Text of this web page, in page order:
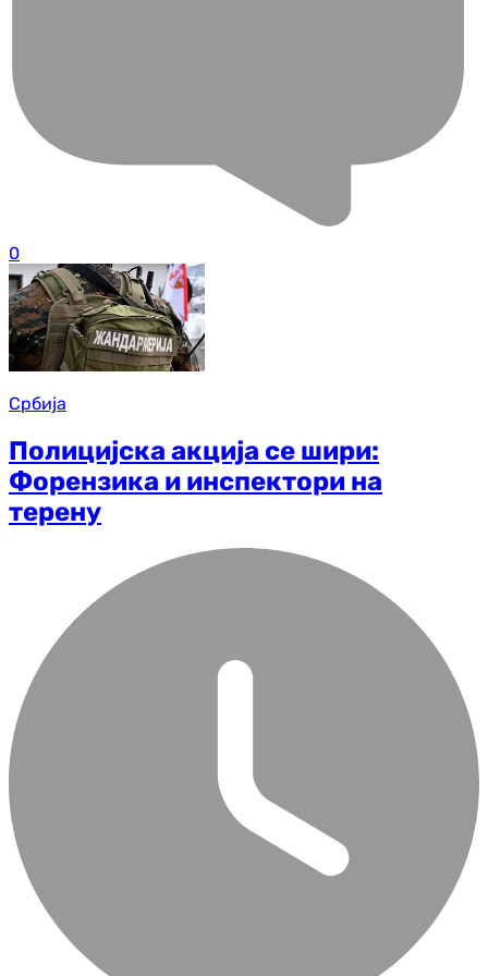
0
Србија
Полицијска акција се шири:
Форензика и инспектори на
терену